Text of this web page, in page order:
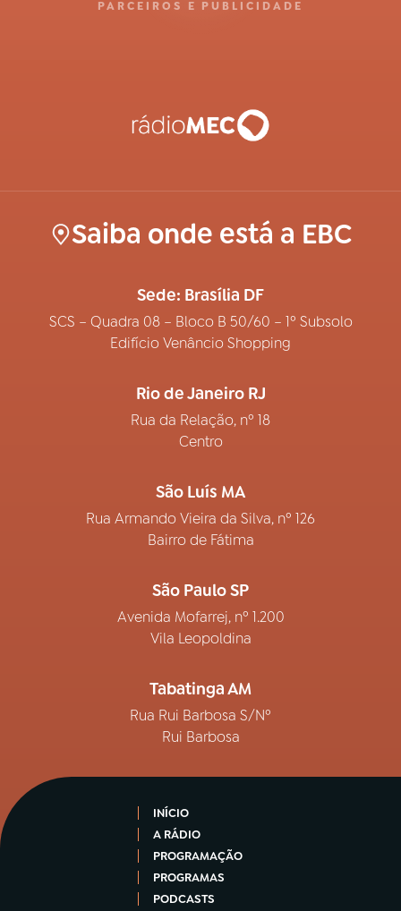
PARCEIROS E PUBLICIDADE
Saiba onde está a EBC
Sede: Brasília DF
SCS – Quadra 08 – Bloco B 50/60 – 1º Subsolo
Edifício Venâncio Shopping
Rio de Janeiro RJ
Rua da Relação, nº 18
Centro
São Luís MA
Rua Armando Vieira da Silva, nº 126
Bairro de Fátima
São Paulo SP
Avenida Mofarrej, nº 1.200
Vila Leopoldina
Tabatinga AM
Rua Rui Barbosa S/Nº
Rui Barbosa
INÍCIO
A RÁDIO
PROGRAMAÇÃO
PROGRAMAS
PODCASTS